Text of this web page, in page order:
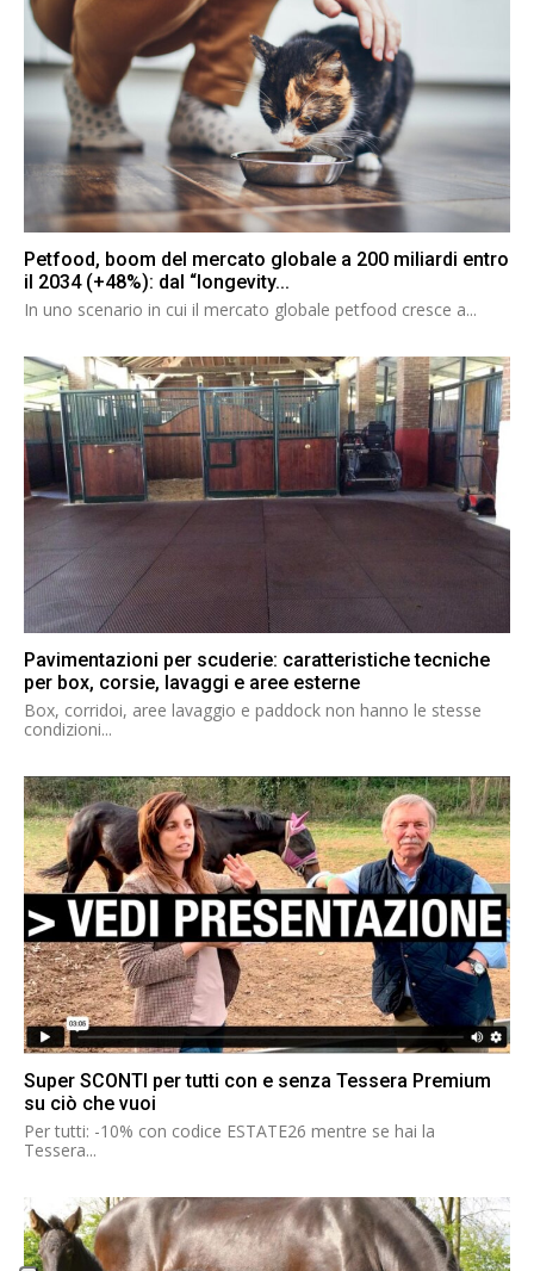
Petfood, boom del mercato globale a 200 miliardi entro
il 2034 (+48%): dal “longevity...
In uno scenario in cui il mercato globale petfood cresce a...
Pavimentazioni per scuderie: caratteristiche tecniche
per box, corsie, lavaggi e aree esterne
Box, corridoi, aree lavaggio e paddock non hanno le stesse
condizioni...
Super SCONTI per tutti con e senza Tessera Premium
su ciò che vuoi
Per tutti: -10% con codice ESTATE26 mentre se hai la
Tessera...